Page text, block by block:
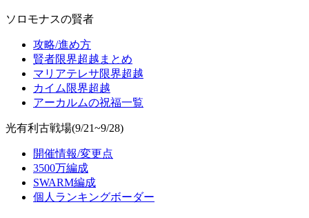
ソロモナスの賢者
攻略/進め方
賢者限界超越まとめ
マリアテレサ限界超越
カイム限界超越
アーカルムの祝福一覧
光有利古戦場(9/21~9/28)
開催情報/変更点
3500万編成
SWARM編成
個人ランキングボーダー